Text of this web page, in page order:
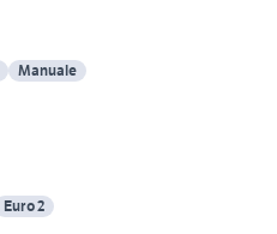
Manuale
Euro 2